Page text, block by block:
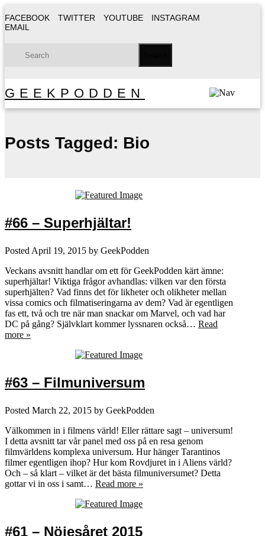
FACEBOOK TWITTER YOUTUBE
INSTAGRAM
EMAIL
GEEKPODDEN
Posts Tagged: Bio
#66 – Superhjältar!
Posted April 19, 2015 by GeekPodden
Veckans avsnitt handlar om ett för GeekPodden kärt ämne:
superhjältar! Viktiga frågor avhandlas: vilken var den första
superhjälten? Vad finns det för likheter och olikheter mellan
vissa comics och filmatiseringarna av dem? Vad är egentligen
fas ett, två och tre när man snackar om Marvel, och vad har
DC på gång? Självklart kommer lyssnaren också… Read
more »
#63 – Filmuniversum
Posted March 22, 2015 by GeekPodden
Välkommen in i filmens värld! Eller rättare sagt – universum!
I detta avsnitt tar vår panel med oss på en resa genom
filmvärldens komplexa universum. Hur hänger Tarantinos
filmer egentligen ihop? Hur kom Rovdjuret in i Aliens värld?
Och – så klart – vilket är det bästa filmuniversumet? Detta
gottar vi in oss i samt… Read more »
#61 – Nöjesåret 2015